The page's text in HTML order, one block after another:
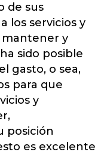
de sus
los servicios y
mantener y
sido posible
gasto, o sea,
para que
y
posición
es excelente